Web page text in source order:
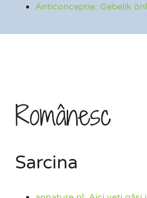
Anticonceptie: Gebelik
Românesc
Sarcina